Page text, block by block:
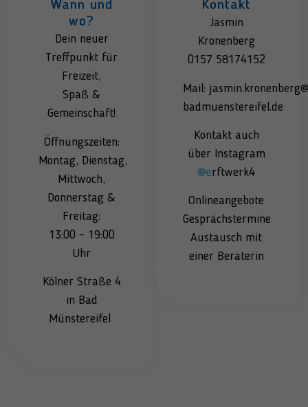
Wann und
wo?
Dein neuer
Treffpunkt für
Freizeit,
Spaß &
Gemeinschaft!
Öffnungszeiten:
Montag, Dienstag,
Mittwoch,
Donnerstag &
Freitag:
13:00 – 19:00
Uhr
Kölner Straße 4
in Bad
Münstereifel
Kontakt
Jasmin
Kronenberg
0157 58174152
Mail:
badmuenstereifel.de
Kontakt auch
über Instagram
@erftwerk4
Onlineangebote
Gesprächstermine
Austausch mit
einer Beraterin